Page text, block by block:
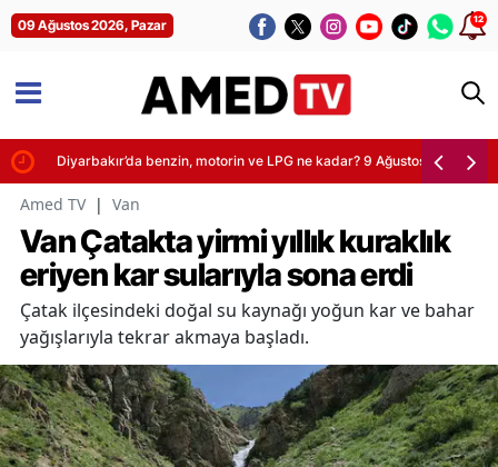
09 Ağustos 2026, Pazar 12
Diyarbakır’da benzin, motorin ve LPG ne kadar? 9 Ağustos 2026
Amed TV | Van
Van Çatakta yirmi yıllık kuraklık
eriyen kar sularıyla sona erdi
Çatak ilçesindeki doğal su kaynağı yoğun kar ve bahar
yağışlarıyla tekrar akmaya başladı.